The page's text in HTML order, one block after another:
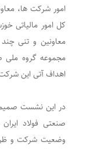
امور شرکت ها،
کل امور مالیاتی
معاونین و تنی
مجموعه گروه
اهداف آتی این
در این نشست
صنعتی فولاد
وضعیت شرکت و